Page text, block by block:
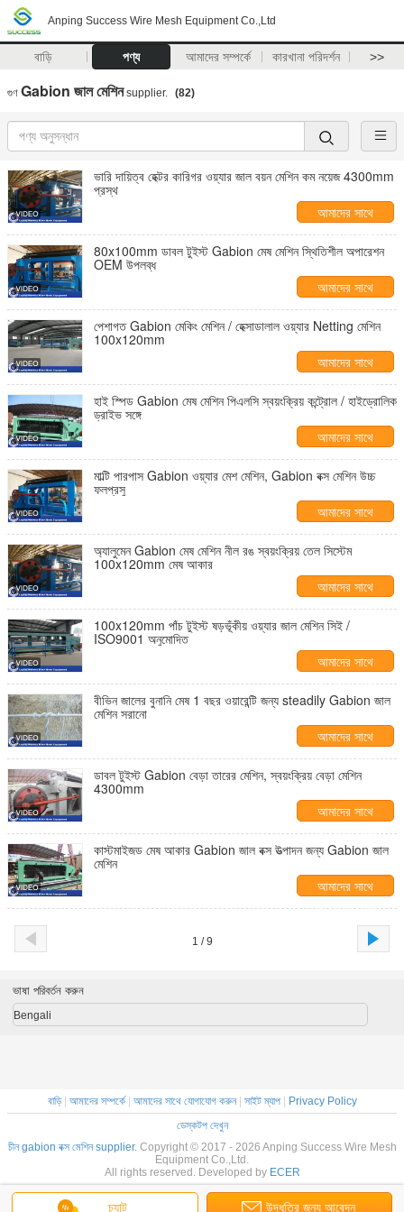
Anping Success Wire Mesh Equipment Co.,Ltd
বাড়ি পণ্য আমাদের সম্পর্কে কারখানা পরিদর্শন >>
গুণ Gabion জাল মেশিনsupplier. (82)
ভারি দায়িত্ব হেক্টর কারিগর ওয়্যার জাল বয়ন মেশিন কম নয়েজ 4300mm
প্রস্থ
আমাদের সাথে
যোগাযোগ করুন
80x100mm ডাবল টুইস্ট Gabion মেষ মেশিন স্থিতিশীল অপারেশন
OEM উপলব্ধ
আমাদের সাথে
যোগাযোগ করুন
পেশাগত Gabion মেকিং মেশিন / হেক্সাডালাল ওয়্যার Netting মেশিন
100x120mm
আমাদের সাথে
যোগাযোগ করুন
হাই স্পিড Gabion মেষ মেশিন পিএলসি স্বয়ংক্রিয় কন্ট্রোল / হাইড্রোলিক
ড্রাইভ সঙ্গে
আমাদের সাথে
যোগাযোগ করুন
মাল্টি পারপাস Gabion ওয়্যার মেশ মেশিন, Gabion বক্স মেশিন উচ্চ
ফলপ্রসু
আমাদের সাথে
যোগাযোগ করুন
অ্যালুমেন Gabion মেষ মেশিন নীল রঙ স্বয়ংক্রিয় তেল সিস্টেম
100x120mm মেষ আকার
আমাদের সাথে
যোগাযোগ করুন
100x120mm পাঁচ টুইস্ট ষড়ভূঁকীয় ওয়্যার জাল মেশিন সিই /
ISO9001 অনুমোদিত
আমাদের সাথে
যোগাযোগ করুন
বীভিন জালের বুনানি মেষ 1 বছর ওয়ারেন্টি জন্য steadily Gabion জাল
মেশিন সরানো
আমাদের সাথে
যোগাযোগ করুন
ডাবল টুইস্ট Gabion বেড়া তারের মেশিন, স্বয়ংক্রিয় বেড়া মেশিন
4300mm
আমাদের সাথে
যোগাযোগ করুন
কাস্টমাইজড মেষ আকার Gabion জাল বক্স উত্পাদন জন্য Gabion জাল
মেশিন
আমাদের সাথে
যোগাযোগ করুন
1 / 9
চ্যাট উদ্ধৃতির জন্য আবেদন
ভাষা পরিবর্তন করুন
Bengali
বাড়ি| আমাদের সম্পর্কে| আমাদের সাথে যোগাযোগ করুন| সাইট ম্যাপ|
Privacy Policy
ডেস্কটপ দেখুন
চীন gabion বক্স মেশিন supplier. Copyright © 2017 - 2026 Anping Success Wire Mesh
Equipment Co.,Ltd.
All rights reserved. Developed by ECER